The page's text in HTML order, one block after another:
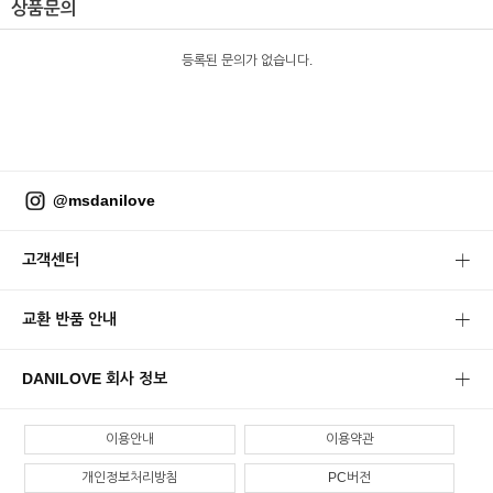
상품문의
등록된 문의가 없습니다.
@msdanilove
고객센터
교환 반품 안내
DANILOVE 회사 정보
이용안내 이용약관
개인정보처리방침 PC버전